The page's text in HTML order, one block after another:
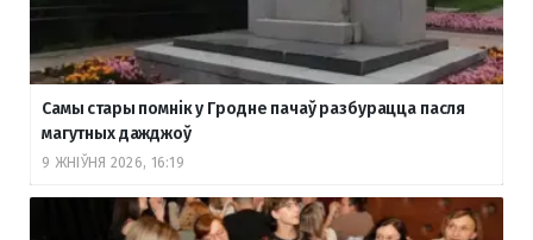
Самы стары помнік у Гродне пачаў разбурацца пасля
магутных дажджоў
9 ЖНІЎНЯ 2026, 16:19